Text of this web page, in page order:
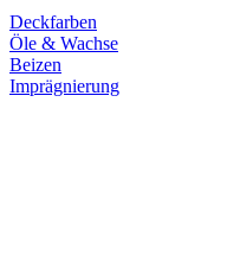
Deckfarben
Öle & Wachse
Beizen
Imprägnierung